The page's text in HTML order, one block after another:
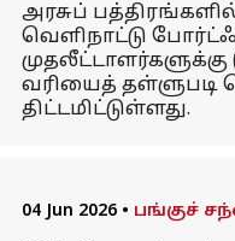
அரசுப்
வெளிநாட்டு
வரியைத் தள்ளுபடி
திட்டமிட்டுள்ளது.
04 Jun 2026 • பங்குச்